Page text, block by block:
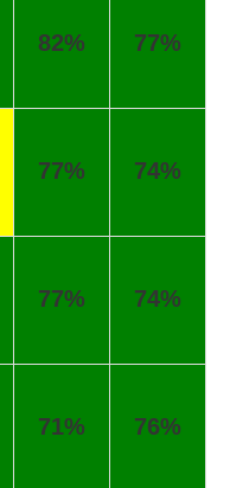
82% 77%
77% 74%
77% 74%
71% 76%